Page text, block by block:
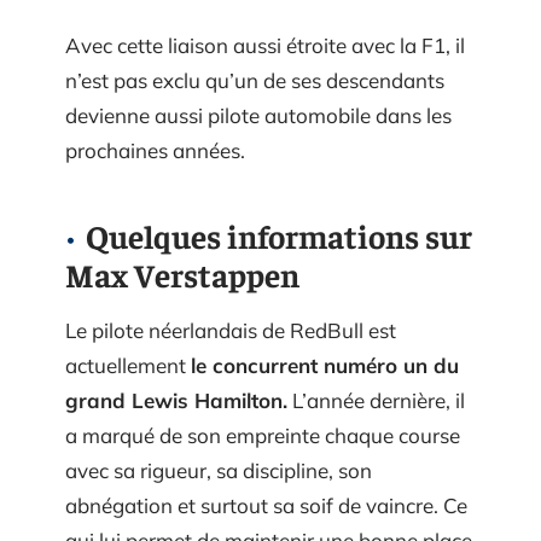
Avec cette liaison aussi étroite avec la F1, il
n’est pas exclu qu’un de ses descendants
devienne aussi pilote automobile dans les
prochaines années.
Quelques informations sur
Max Verstappen
Le pilote néerlandais de RedBull est
actuellement le concurrent numéro un du
grand Lewis Hamilton. L’année dernière, il
a marqué de son empreinte chaque course
avec sa rigueur, sa discipline, son
abnégation et surtout sa soif de vaincre. Ce